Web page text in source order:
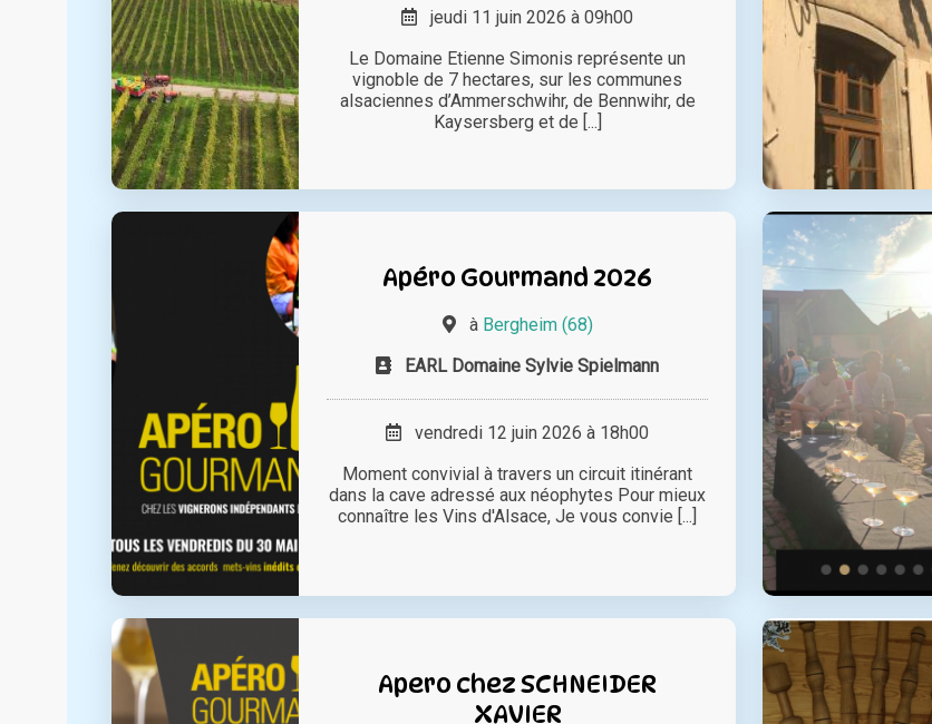
jeudi 11 juin 2026 à 09h00
Le Domaine Etienne Simonis représente un
vignoble de 7 hectares, sur les communes
alsaciennes d’Ammerschwihr, de Bennwihr, de
Kaysersberg et de [...]
Apéro Gourmand 2026
à Bergheim (68)
EARL Domaine Sylvie Spielmann
vendredi 12 juin 2026 à 18h00
Moment convivial à travers un circuit itinérant
dans la cave adressé aux néophytes Pour mieux
connaître les Vins d'Alsace, Je vous convie [...]
Apero chez SCHNEIDER
XAVIER